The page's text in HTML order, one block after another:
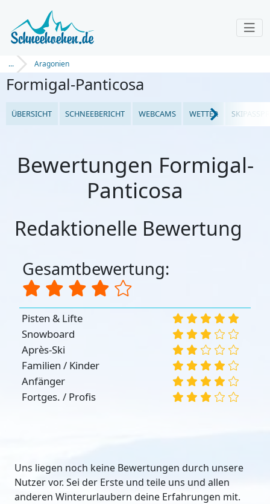
... Aragonien
Formigal-Panticosa
ÜBERSICHT SCHNEEBERICHT WEBCAMS WETTER
Bewertungen Formigal-
Panticosa
Redaktionelle Bewertung
Gesamtbewertung:
Pisten & Lifte
Snowboard
Après-Ski
Familien / Kinder
Anfänger
Fortges. / Profis
Uns liegen noch keine Bewertungen durch unsere
Nutzer vor. Sei der Erste und teile uns und allen
anderen Winterurlaubern deine Erfahrungen mit.